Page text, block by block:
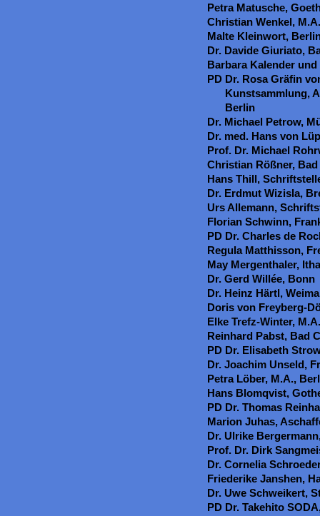
Petra Matusche,
Christian Wenkel,
Malte Kleinwort,
Dr. Davide Giuriato,
Barbara Kalender
PD Dr. Rosa Gräfin
Kunstsammlung,
Berlin
Dr. Michael Petrow,
Dr. med. Hans von
Prof. Dr. Michael
Christian Rößner,
Hans Thill,
Dr. Erdmut Wizisla,
Urs Allemann,
Florian Schwinn,
PD Dr. Charles de
Regula Matthisson,
May Mergenthaler,
Dr. Gerd Willée, Bonn
Dr. Heinz Härtl,
Doris von Freyberg-
Elke Trefz-Winter,
Reinhard Pabst, Bad
PD Dr. Elisabeth
Dr. Joachim Unseld,
Petra Löber, M.A.,
Hans Blomqvist,
PD Dr. Thomas
Marion Juhas,
Dr. Ulrike
Prof. Dr. Dirk
Dr. Cornelia
Friederike Janshen,
Dr. Uwe Schweikert,
PD Dr. Takehito